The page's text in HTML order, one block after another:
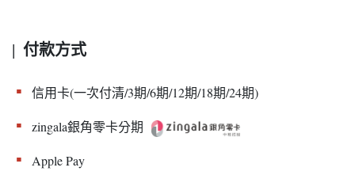
| 付款方式
▪︎ 信用卡(一次付清/3期/6期/12期/18期/24期)
▪︎ zingala銀角零卡分期
▪︎ Apple Pay